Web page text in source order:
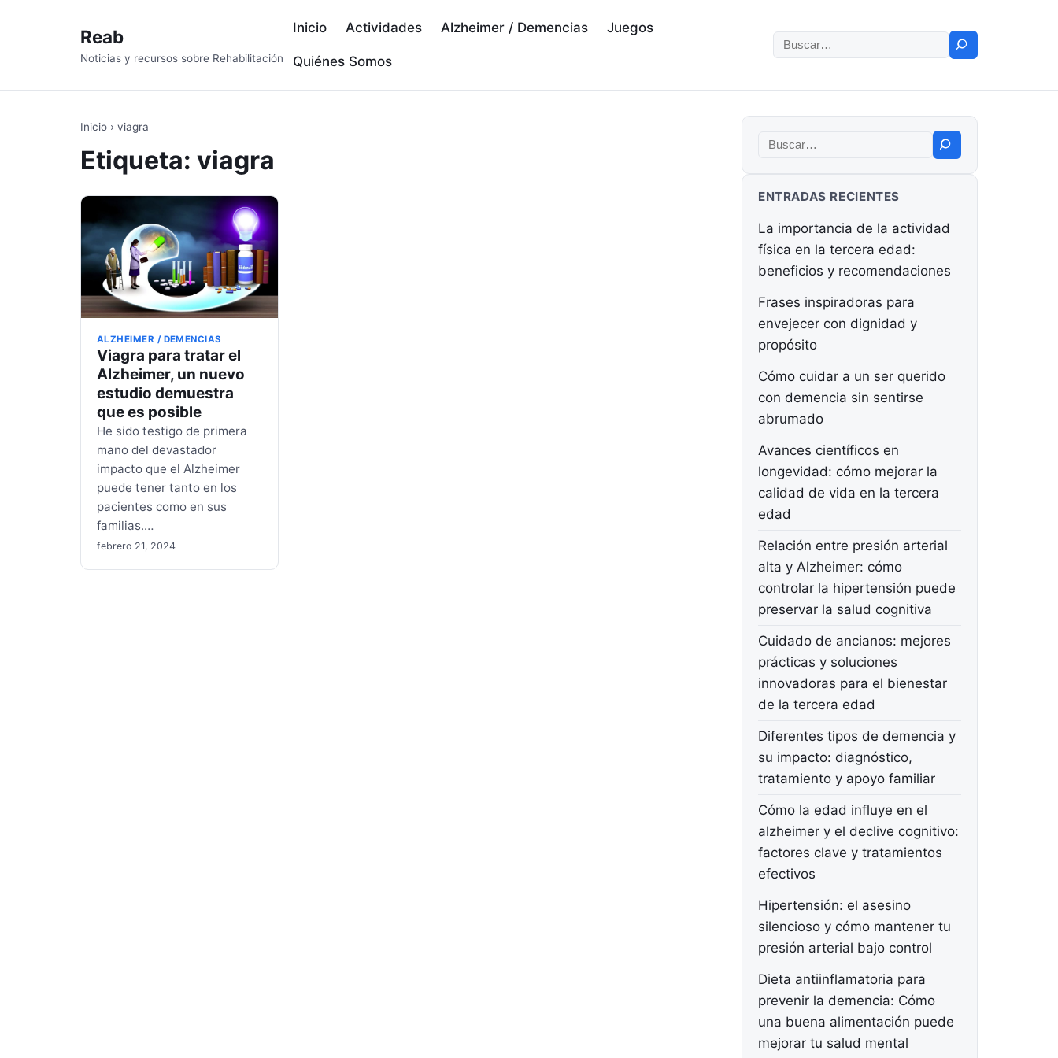
Reab
Noticias y recursos sobre Rehabilitación
Inicio Actividades Alzheimer / Demencias Juegos
Quiénes Somos Buscar:
Inicio › viagra
Etiqueta: viagra
ALZHEIMER / DEMENCIAS
Viagra para tratar el
Alzheimer, un nuevo
estudio demuestra
que es posible
He sido testigo de primera
mano del devastador
impacto que el Alzheimer
puede tener tanto en los
pacientes como en sus
familias.…
febrero 21, 2024
Buscar:
ENTRADAS RECIENTES
La importancia de la actividad
física en la tercera edad:
beneficios y recomendaciones
Frases inspiradoras para
envejecer con dignidad y
propósito
Cómo cuidar a un ser querido
con demencia sin sentirse
abrumado
Avances científicos en
longevidad: cómo mejorar la
calidad de vida en la tercera
edad
Relación entre presión arterial
alta y Alzheimer: cómo
controlar la hipertensión puede
preservar la salud cognitiva
Cuidado de ancianos: mejores
prácticas y soluciones
innovadoras para el bienestar
de la tercera edad
Diferentes tipos de demencia y
su impacto: diagnóstico,
tratamiento y apoyo familiar
Cómo la edad influye en el
alzheimer y el declive cognitivo:
factores clave y tratamientos
efectivos
Hipertensión: el asesino
silencioso y cómo mantener tu
presión arterial bajo control
Dieta antiinflamatoria para
prevenir la demencia: Cómo
una buena alimentación puede
mejorar tu salud mental